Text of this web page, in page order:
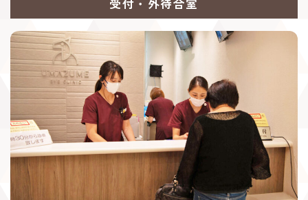
採用情報 Recruit
募集要項
応募フォーム
見学希望フォーム
お問い合わせ
診療サイト
受付・外待合室